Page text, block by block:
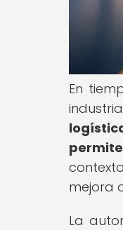
En
mejora
La